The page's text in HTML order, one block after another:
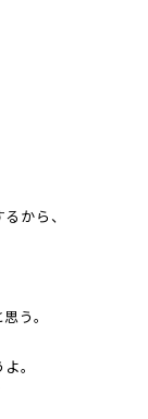
から、
う。
。